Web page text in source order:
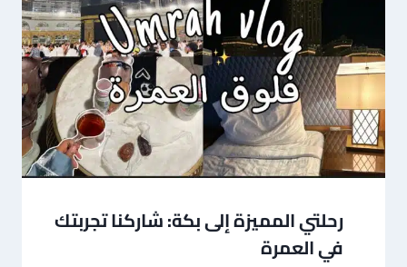
رحلتي المميزة إلى بكة: شاركنا تجربتك
في العمرة